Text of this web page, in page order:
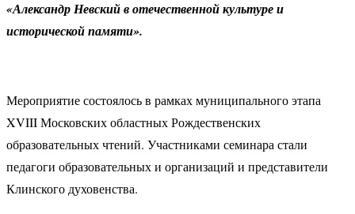
«Александр Невский в отечественной культуре и
исторической памяти».
Мероприятие состоялось в рамках муниципального этапа
XVIII Московских областных Рождественских
образовательных чтений. Участниками семинара стали
педагоги образовательных и организаций и представители
Клинского духовенства.